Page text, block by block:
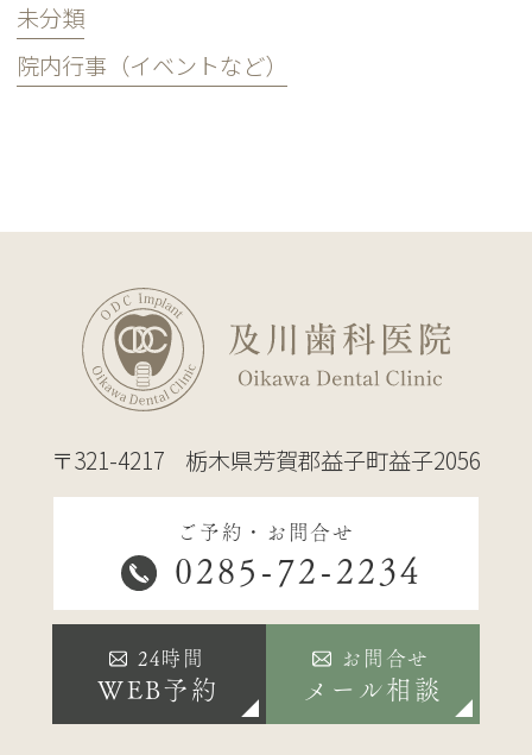
未分類
院内行事（イベントなど）
〒321-4217 栃木県芳賀郡益子町益子2056
ご予約・お問合せ
0285-72-2234
24時間
WEB予約
お問合せ
メール相談